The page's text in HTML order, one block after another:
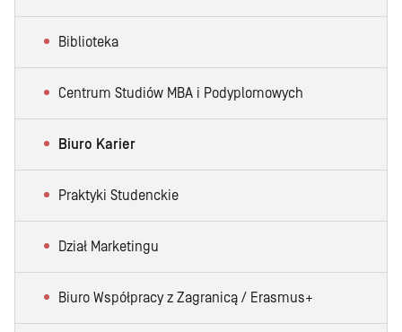
Biblioteka
Centrum Studiów MBA i Podyplomowych
Biuro Karier
Praktyki Studenckie
Dział Marketingu
Biuro Współpracy z Zagranicą / Erasmus+